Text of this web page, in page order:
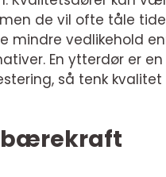
de vil ofte tåle
mindre vedlikehold
En ytterdør er en
så tenk kvalitet
bærekraft